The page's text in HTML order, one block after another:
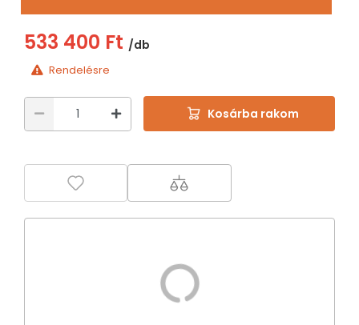
533 400 Ft /db
Rendelésre
Kosárba rakom